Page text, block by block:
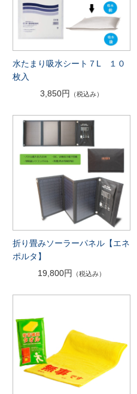
水たまり吸水シート７L １０
枚入
3,850円
（税込み）
折り畳みソーラーパネル【エネ
ポルタ】
19,800円
（税込み）